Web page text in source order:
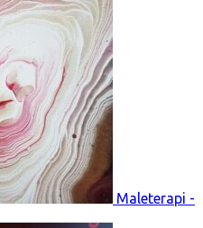
Maleterapi -